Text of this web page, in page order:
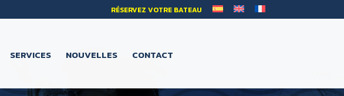
RÉSERVEZ VOTRE BATEAU
SERVICES NOUVELLES CONTACT